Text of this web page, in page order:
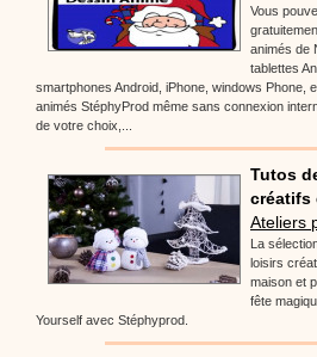
Vous
animés de
tablettes
smartphones Android, iPhone, windows Phone,
animés StéphyProd même sans connexion
de votre choix,...
Tutos
créatifs
Ateliers
La
loisirs
maison et
fête
Yourself avec Stéphyprod.